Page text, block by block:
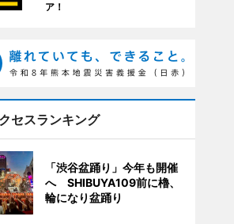
ア！
セスランキング
「渋谷盆踊り」今年も開催
へ SHIBUYA109前に櫓、
輪になり盆踊り